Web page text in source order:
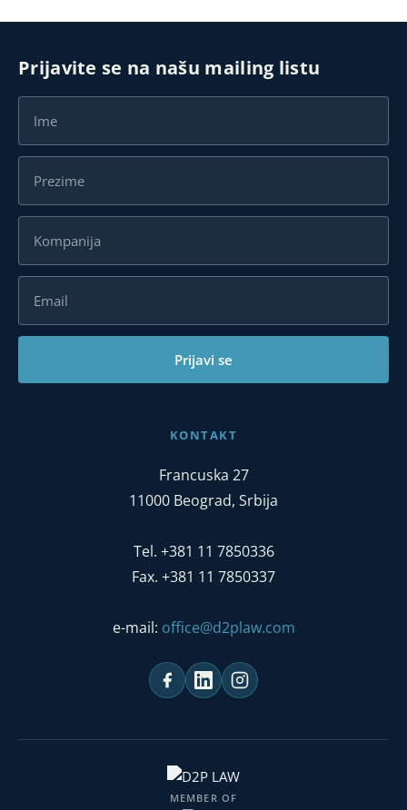
Prijavite se na našu mailing listu
Prijavi se
KONTAKT
Francuska 27
11000 Beograd, Srbija
Tel. +381 11 7850336
Fax. +381 11 7850337
e-mail: office@d2plaw.com
MEMBER OF